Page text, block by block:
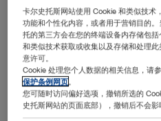
KARL STORZ
Co., Ltd.
卡尔史托斯网站使用 Cookie 和类似技术
功能和个性化内容，或者用于营销目的
托的第三方会在您的终端设备内存储包
和类似技术获取或收集以及存储和处理
意许可。
Cookie 处理您个人数据的相关信息，请
保护条例网页
您可随时访问偏好选项，撤销所选的
史托斯网站的页面底部），撤销后不会影